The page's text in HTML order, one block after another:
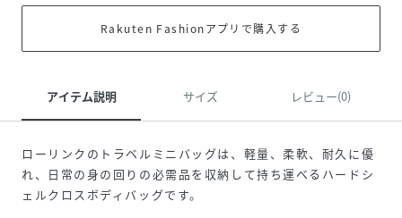
Rakuten Fashionアプリで購入する
アイテム説明 サイズ レビュー(0)
ローリンクのトラベルミニバッグは、軽量、柔軟、耐久に優
れ、日常の身の回りの必需品を収納して持ち運べるハードシ
ェルクロスボディバッグです。